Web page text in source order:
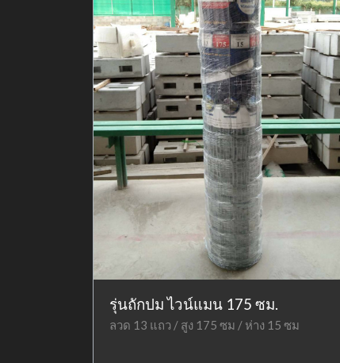
รุ่นถักปม ไวน์แมน 175 ซม.
ลวด 13 แถว / สูง 175 ซม / ห่าง 15 ซม